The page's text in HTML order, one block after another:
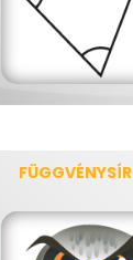
FÜGGVÉNYSÍR